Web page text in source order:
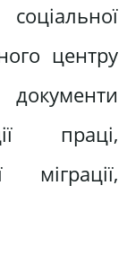
центру
праці,
міграції,